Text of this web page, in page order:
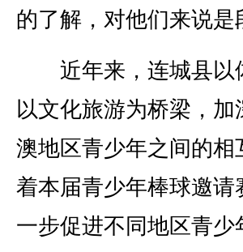
的了解，对他们来说是
近年来，连城县以
以文化旅游为桥梁，
澳地区青少年之间的
着本届青少年棒球邀
一步促进不同地区青